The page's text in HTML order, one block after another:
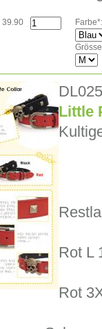
39.90 Farbe*:
DL025
Little
Rot L
Rot